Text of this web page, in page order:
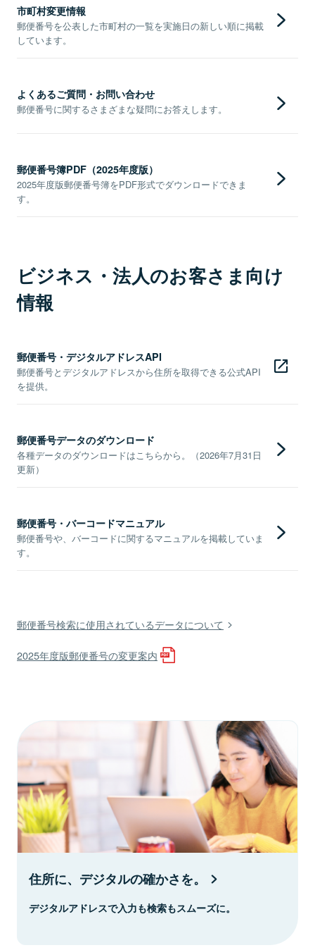
市町村変更情報
郵便番号を公表した市町村の一覧を実施日の新しい順に掲載
しています。
よくあるご質問・お問い合わせ
郵便番号に関するさまざまな疑問にお答えします。
郵便番号簿PDF（2025年度版）
2025年度版郵便番号簿をPDF形式でダウンロードできま
す。
ビジネス・法人のお客さま向け
情報
郵便番号・デジタルアドレスAPI
郵便番号とデジタルアドレスから住所を取得できる公式API
を提供。
郵便番号データのダウンロード
各種データのダウンロードはこちらから。（2026年7月31日
更新）
郵便番号・バーコードマニュアル
郵便番号や、バーコードに関するマニュアルを掲載していま
す。
郵便番号検索に使用されているデータについて
2025年度版郵便番号の変更案内
住所に、デジタルの確かさを。
デジタルアドレスで入力も検索もスムーズに。